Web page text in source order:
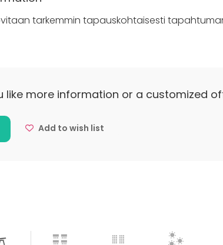
tarkemmin tapauskohtaisesti
like more information or a customized
Add to wish list